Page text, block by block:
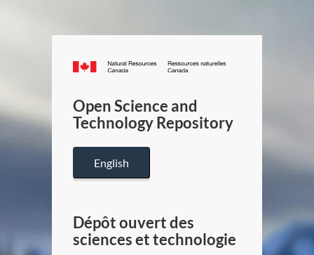
Canada.ca
/
Canada
Open Science and
Technology Repository
English
Dépôt ouvert des
sciences et technologie